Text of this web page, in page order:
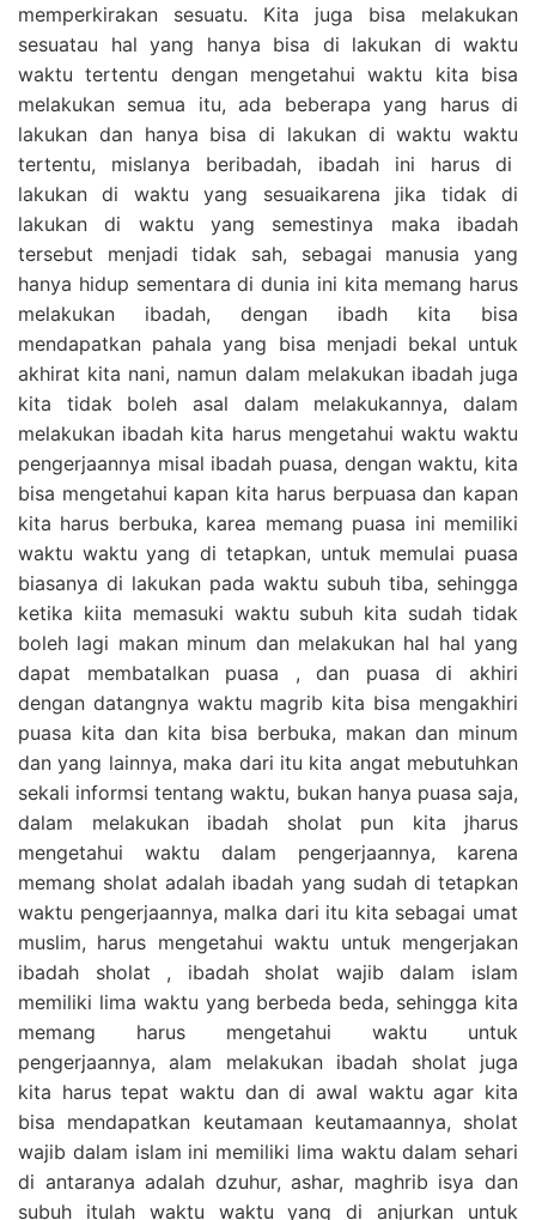
memperkirakan sesuatu. Kita juga bisa melakukan
sesuatau hal yang hanya bisa di lakukan di waktu
waktu tertentu dengan mengetahui waktu kita bisa
melakukan semua itu, ada beberapa yang harus di
lakukan dan hanya bisa di lakukan di waktu waktu
tertentu, mislanya beribadah, ibadah ini harus di
lakukan di waktu yang sesuaikarena jika tidak di
lakukan di waktu yang semestinya maka ibadah
tersebut menjadi tidak sah, sebagai manusia yang
hanya hidup sementara di dunia ini kita memang harus
melakukan ibadah, dengan ibadh kita bisa
mendapatkan pahala yang bisa menjadi bekal untuk
akhirat kita nani, namun dalam melakukan ibadah juga
kita tidak boleh asal dalam melakukannya, dalam
melakukan ibadah kita harus mengetahui waktu waktu
pengerjaannya misal ibadah puasa, dengan waktu, kita
bisa mengetahui kapan kita harus berpuasa dan kapan
kita harus berbuka, karea memang puasa ini memiliki
waktu waktu yang di tetapkan, untuk memulai puasa
biasanya di lakukan pada waktu subuh tiba, sehingga
ketika kiita memasuki waktu subuh kita sudah tidak
boleh lagi makan minum dan melakukan hal hal yang
dapat membatalkan puasa , dan puasa di akhiri
dengan datangnya waktu magrib kita bisa mengakhiri
puasa kita dan kita bisa berbuka, makan dan minum
dan yang lainnya, maka dari itu kita angat mebutuhkan
sekali informsi tentang waktu, bukan hanya puasa saja,
dalam melakukan ibadah sholat pun kita jharus
mengetahui waktu dalam pengerjaannya, karena
memang sholat adalah ibadah yang sudah di tetapkan
waktu pengerjaannya, malka dari itu kita sebagai umat
muslim, harus mengetahui waktu untuk mengerjakan
ibadah sholat , ibadah sholat wajib dalam islam
memiliki lima waktu yang berbeda beda, sehingga kita
memang harus mengetahui waktu untuk
pengerjaannya, alam melakukan ibadah sholat juga
kita harus tepat waktu dan di awal waktu agar kita
bisa mendapatkan keutamaan keutamaannya, sholat
wajib dalam islam ini memiliki lima waktu dalam sehari
di antaranya adalah dzuhur, ashar, maghrib isya dan
subuh itulah waktu waktu yang di anjurkan untuk